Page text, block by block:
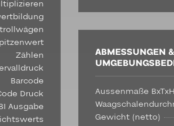
Zählen
Barcode
Druck
Ausgabe
ABMESSUNGEN &
Aussenmaße BxTxH
Gewicht (netto)